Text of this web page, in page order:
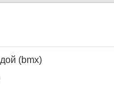
(bmx)